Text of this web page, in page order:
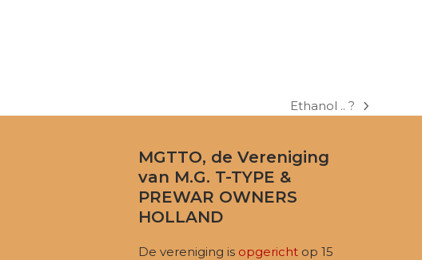
next
Ethanol .. ?
MGTTO, de Vereniging
van M.G. T-TYPE &
PREWAR OWNERS
HOLLAND
De vereniging is opgericht op 15